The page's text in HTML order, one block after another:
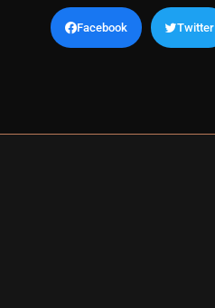
Facebook Twitter